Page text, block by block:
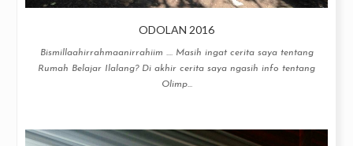
ODOLAN 2016
Bismillaahirrahmaanirrahiim .... Masih ingat cerita saya tentang
Rumah Belajar Ilalang? Di akhir cerita saya ngasih info tentang
Olimp...